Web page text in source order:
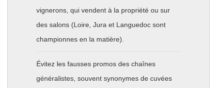
vignerons, qui vendent à la propriété ou sur
des salons (Loire, Jura et Languedoc sont
championnes en la matière).
Évitez les fausses promos des chaînes
généralistes, souvent synonymes de cuvées